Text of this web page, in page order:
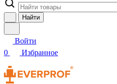
Найти
Войти
0
Избранное